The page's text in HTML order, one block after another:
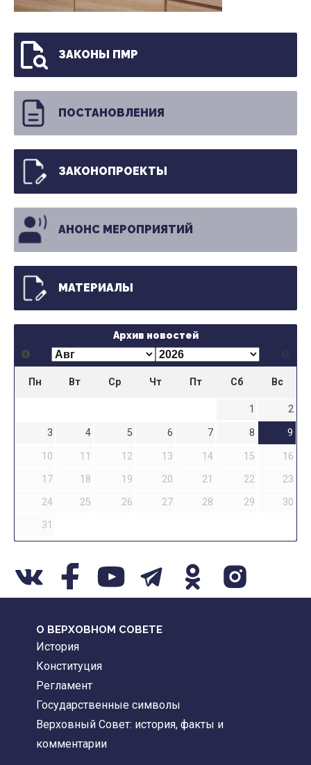
ЗАКОНЫ ПМР
ПОСТАНОВЛЕНИЯ
ЗАКОНОПРОЕКТЫ
АНОНС МЕРОПРИЯТИЙ
МАТЕРИАЛЫ
Архив новостей
Пн Вт Ср Чт Пт Сб Вс
1
2
3
4 5 6 7 8
9
10
11 12 13 14 15
16
17
18 19 20 21 22
23
24
25 26 27 28 29
30
31
О ВЕРХОВНОМ СОВЕТЕ
История
Конституция
Регламент
Государственные символы
Верховный Совет: история, факты и
комментарии